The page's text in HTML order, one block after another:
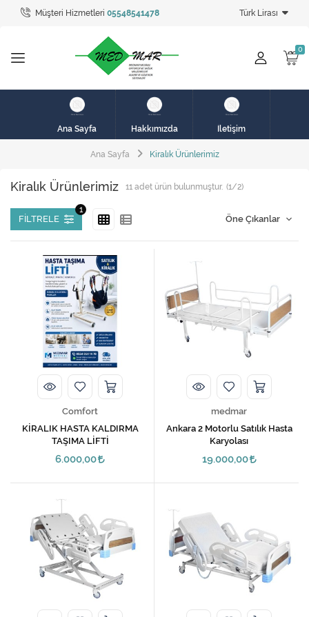
Müşteri Hizmetleri 05548541478 Türk Lirası
Tüm Kategoriler
hasta karyolası
HASTA KARYOLASI
TANSİYON ALETLERİ
TEKERLEKLİ SANDALYE
VARİS ÇORAPLARI
Ana Sayfa Hakkımızda İletişim
Ana Sayfa Kiralık Ürünlerimiz
Kiralık Ürünlerimiz 11 adet ürün bulunmuştur. (1/2)
FILTRELE
Comfort
KİRALIK HASTA KALDIRMA
TAŞIMA LİFTİ
6.000,00
medmar
Ankara 2 Motorlu Satılık Hasta
Karyolası
19.000,00